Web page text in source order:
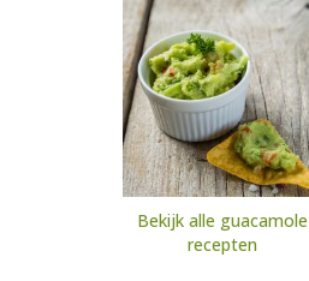
Bekijk alle guacamole
recepten